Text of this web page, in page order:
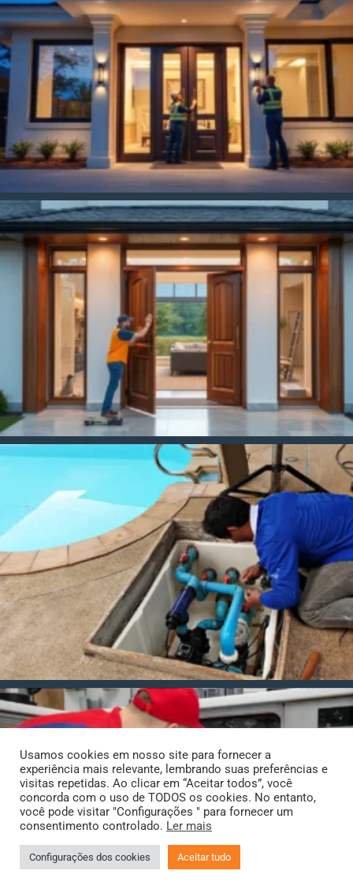
Usamos cookies em nosso site para fornecer a
experiência mais relevante, lembrando suas preferências e
visitas repetidas. Ao clicar em “Aceitar todos”, você
concorda com o uso de TODOS os cookies. No entanto,
você pode visitar "Configurações " para fornecer um
consentimento controlado. Ler mais
Configurações dos cookies Aceitar tudo